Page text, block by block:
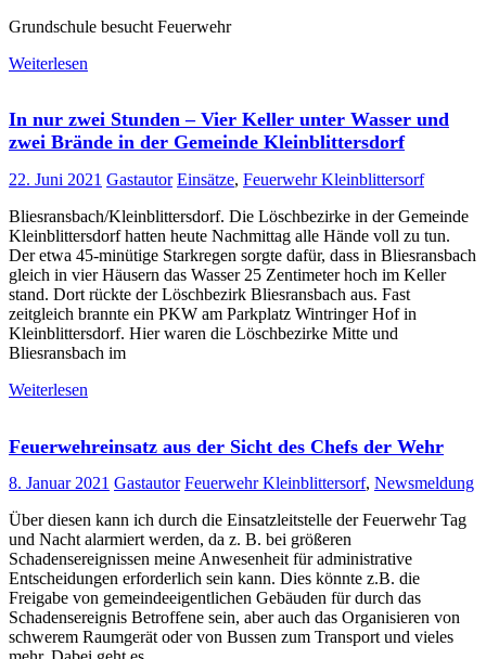
Grundschule besucht Feuerwehr
Weiterlesen
In nur zwei Stunden – Vier Keller unter Wasser und
zwei Brände in der Gemeinde Kleinblittersdorf
22. Juni 2021 Gastautor Einsätze, Feuerwehr Kleinblittersorf
Bliesransbach/Kleinblittersdorf. Die Löschbezirke in der Gemeinde
Kleinblittersdorf hatten heute Nachmittag alle Hände voll zu tun.
Der etwa 45-minütige Starkregen sorgte dafür, dass in Bliesransbach
gleich in vier Häusern das Wasser 25 Zentimeter hoch im Keller
stand. Dort rückte der Löschbezirk Bliesransbach aus. Fast
zeitgleich brannte ein PKW am Parkplatz Wintringer Hof in
Kleinblittersdorf. Hier waren die Löschbezirke Mitte und
Bliesransbach im
Weiterlesen
Feuerwehreinsatz aus der Sicht des Chefs der Wehr
8. Januar 2021 Gastautor Feuerwehr Kleinblittersorf, Newsmeldung
Über diesen kann ich durch die Einsatzleitstelle der Feuerwehr Tag
und Nacht alarmiert werden, da z. B. bei größeren
Schadensereignissen meine Anwesenheit für administrative
Entscheidungen erforderlich sein kann. Dies könnte z.B. die
Freigabe von gemeindeeigentlichen Gebäuden für durch das
Schadensereignis Betroffene sein, aber auch das Organisieren von
schwerem Raumgerät oder von Bussen zum Transport und vieles